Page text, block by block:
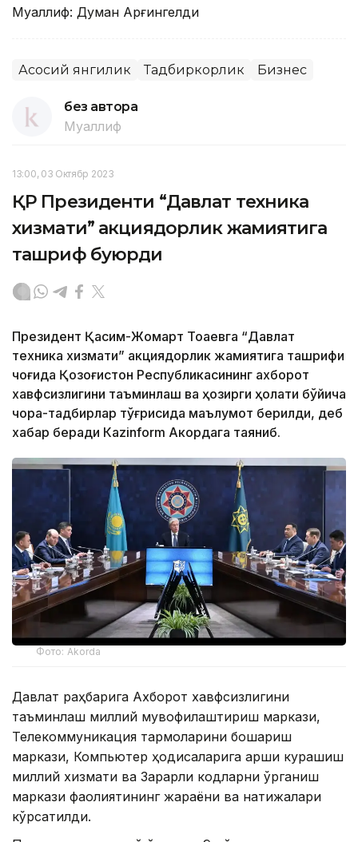
Муаллиф: Думан Арғингелди
Асосий янгилик Тадбиркорлик Бизнес
без автора
Муаллиф
13:00, 03 Октябр 2023
ҚР Президенти “Давлат техника
хизмати” акциядорлик жамиятига
ташриф буюрди
Президент Қасим-Жомарт Тоқаевга “Давлат
техника хизмати” акциядорлик жамиятига ташрифи
чоғида Қозоғистон Республикасининг ахборот
хавфсизлигини таъминлаш ва ҳозирги ҳолати бўйича
чора-тадбирлар тўғрисида маълумот берилди, деб
хабар беради Каzinform Акордага таяниб.
Фото: Akorda
Давлат раҳбарига Ахборот хавфсизлигини
таъминлаш миллий мувофиқлаштириш маркази,
Телекоммуникация тармоқларини бошқариш
маркази, Компьютер ҳодисаларига қарши курашиш
миллий хизмати ва Зарарли кодларни ўрганиш
маркази фаолиятининг жараёни ва натижалари
кўрсатилди.